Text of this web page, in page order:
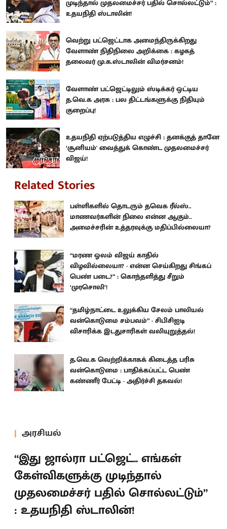
முடிந்தால் முதலமைச்சர் பதில் சொல்லட்டும்” :
உதயநிதி ஸ்டாலின்!
வெற்று பட்ஜெட்டாக அமைந்திருக்கிறது
வேளாண் நிதிநிலை அறிக்கை : கழகத்
தலைவர் மு.க.ஸ்டாலின் விமர்சனம்!
வேளாண் பட்ஜெட்டிலும் ஸ்டிக்கர் ஒட்டிய
த.வெ.க அரசு : பல திட்டங்களுக்கு நிதியும்
குறைப்பு!
உதயநிதி ஏற்படுத்திய எழுச்சி : தனக்குத் தானே
‘சூனியம்' வைத்துக் கொண்ட முதலமைச்சர்
விஜய்!
Related Stories
பள்ளிகளில் தொடரும் தவெக ரீல்ஸ்..
மாணவர்களின் நிலை என்ன ஆகும்..
அமைச்சரின் உத்தரவுக்கு மதிப்பில்லையா?
“மரண ஓலம் விஜய் காதில்
விழவில்லையா? - என்ன செய்கிறது சிங்கப்
பெண் படை?” : கொந்தளித்து சீறும்
‘முரசொலி’!
“தமிழ்நாட்டை உலுக்கிய சேலம் பாலியல்
வன்கொடுமை சம்பவம்” - சிபிசிஐடி
விசாரிக்க இடதுசாரிகள் வலியுறுத்தல்!
த.வெ.க வெற்றிக்காகக் கிடைத்த பரிசு
வன்கொடுமை : பாதிக்கப்பட்ட பெண்
கண்ணீர் பேட்டி - அதிர்ச்சி தகவல்!
அரசியல்
“இது ஜால்ரா பட்ஜெட்.. எங்கள்
கேள்விகளுக்கு முடிந்தால்
முதலமைச்சர் பதில் சொல்லட்டும்”
: உதயநிதி ஸ்டாலின்!